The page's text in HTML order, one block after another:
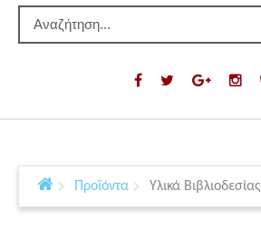
Προϊόντα Υλικά Βιβλιοδεσίας